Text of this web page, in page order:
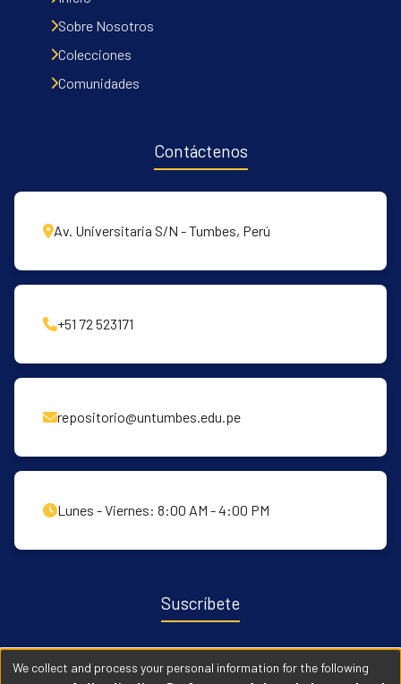
Sobre Nosotros
Colecciones
Comunidades
Contáctenos
Av. Universitaria S/N - Tumbes, Perú
+51 72 523171
repositorio@untumbes.edu.pe
Lunes - Viernes: 8:00 AM - 4:00 PM
Suscríbete
Recibe notificaciones sobre nuevas publicaciones y eventos
relacionados con el repositorio. ingresa Aqui →
We collect and process your personal information for the following